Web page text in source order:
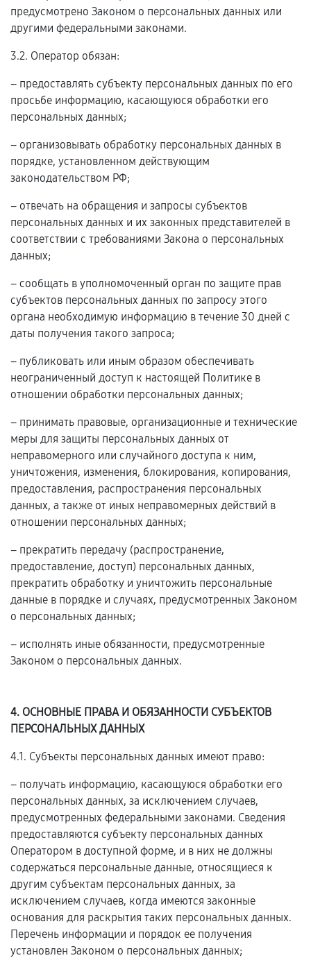
предусмотрено Законом о персональных данных или
другими федеральными законами.
3.2. Оператор обязан:
– предоставлять субъекту персональных данных по его
просьбе информацию, касающуюся обработки его
персональных данных;
– организовывать обработку персональных данных в
порядке, установленном действующим
законодательством РФ;
– отвечать на обращения и запросы субъектов
персональных данных и их законных представителей в
соответствии с требованиями Закона о персональных
данных;
– сообщать в уполномоченный орган по защите прав
субъектов персональных данных по запросу этого
органа необходимую информацию в течение 30 дней с
даты получения такого запроса;
– публиковать или иным образом обеспечивать
неограниченный доступ к настоящей Политике в
отношении обработки персональных данных;
– принимать правовые, организационные и технические
меры для защиты персональных данных от
неправомерного или случайного доступа к ним,
уничтожения, изменения, блокирования, копирования,
предоставления, распространения персональных
данных, а также от иных неправомерных действий в
отношении персональных данных;
– прекратить передачу (распространение,
предоставление, доступ) персональных данных,
прекратить обработку и уничтожить персональные
данные в порядке и случаях, предусмотренных Законом
о персональных данных;
– исполнять иные обязанности, предусмотренные
Законом о персональных данных.
4. ОСНОВНЫЕ ПРАВА И ОБЯЗАННОСТИ СУБЪЕКТОВ
ПЕРСОНАЛЬНЫХ ДАННЫХ
4.1. Субъекты персональных данных имеют право:
– получать информацию, касающуюся обработки его
персональных данных, за исключением случаев,
предусмотренных федеральными законами. Сведения
предоставляются субъекту персональных данных
Оператором в доступной форме, и в них не должны
содержаться персональные данные, относящиеся к
другим субъектам персональных данных, за
исключением случаев, когда имеются законные
основания для раскрытия таких персональных данных.
Перечень информации и порядок ее получения
установлен Законом о персональных данных;